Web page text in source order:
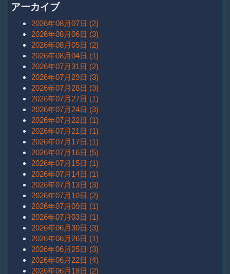
アーカイブ
2026年08月07日 (2)
2026年08月06日 (3)
2026年08月05日 (2)
2026年08月04日 (1)
2026年07月31日 (2)
2026年07月29日 (3)
2026年07月28日 (3)
2026年07月27日 (1)
2026年07月24日 (3)
2026年07月22日 (1)
2026年07月21日 (1)
2026年07月17日 (1)
2026年07月16日 (5)
2026年07月15日 (1)
2026年07月14日 (1)
2026年07月13日 (3)
2026年07月10日 (2)
2026年07月09日 (1)
2026年07月03日 (1)
2026年06月30日 (3)
2026年06月26日 (1)
2026年06月25日 (3)
2026年06月22日 (4)
2026年06月18日 (2)